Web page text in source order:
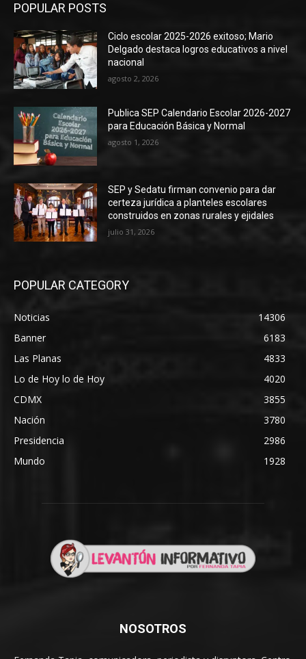
POPULAR POSTS
Ciclo escolar 2025-2026 exitoso; Mario
Delgado destaca logros educativos a nivel
nacional
agosto 2, 2026
Publica SEP Calendario Escolar 2026-2027
para Educación Básica y Normal
agosto 1, 2026
SEP y Sedatu firman convenio para dar
certeza jurídica a planteles escolares
construidos en zonas rurales y ejidales
julio 31, 2026
POPULAR CATEGORY
Noticias
14306
Banner
6183
Las Planas
4833
Lo de Hoy lo de Hoy
4020
CDMX
3855
Nación
3780
Presidencia
2986
Mundo
1928
NOSOTROS